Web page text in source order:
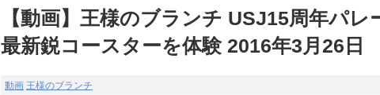
【動画】王様のブランチ USJ15周年パレ
最新鋭コースターを体験 2016年3月26日
動画 王様のブランチ